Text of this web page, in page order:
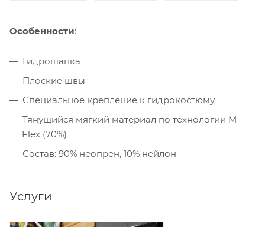
Особенности:
Гидрошапка
Плоские швы
Специальное крепление к гидрокостюму
Тянущийся мягкий материал по технологии M-
Flex (70%)
Состав: 90% неопрен, 10% нейлон
Услуги